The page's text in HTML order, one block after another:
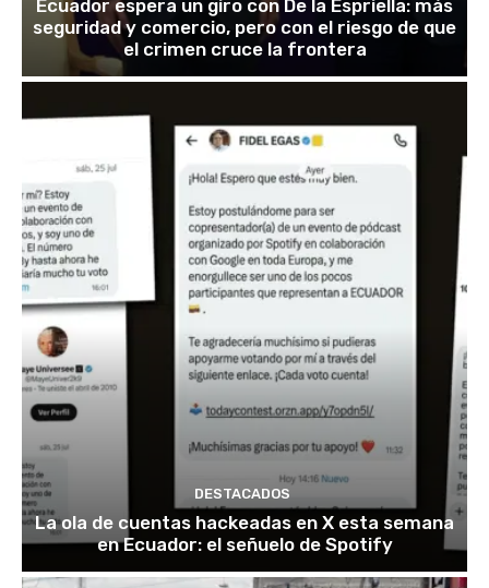
Ecuador espera un giro con De la Espriella: más
seguridad y comercio, pero con el riesgo de que
el crimen cruce la frontera
DESTACADOS
La ola de cuentas hackeadas en X esta semana
en Ecuador: el señuelo de Spotify